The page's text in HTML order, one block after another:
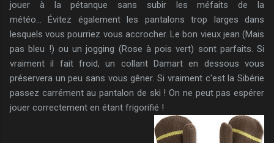
jouer à la pétanque sans subir les méfaits de la
météo... Évitez également les pantalons trop larges dans
lesquels vous pourriez vous accrocher. Le bon vieux jean (Mais
pas bleu !) ou un jogging (Rose à pois vert) sont parfaits. Si
vraiment il fait froid, un collant Damart en dessous vous
préservera un peu sans vous gêner. Si vraiment c'est la Sibérie
passez carrément au pantalon de ski ! On ne peut pas espérer
jouer correctement en étant frigorifié !